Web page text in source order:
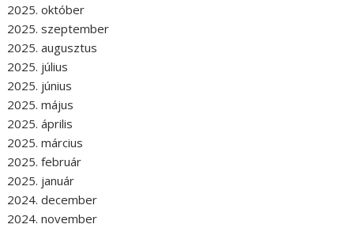
2025. október
2025. szeptember
2025. augusztus
2025. július
2025. június
2025. május
2025. április
2025. március
2025. február
2025. január
2024. december
2024. november